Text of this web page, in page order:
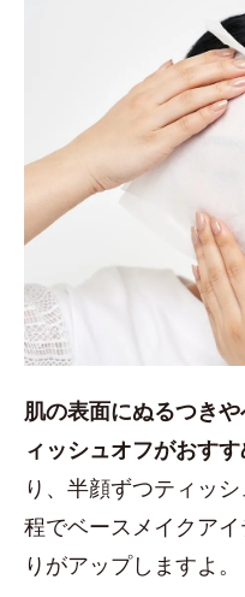
肌の表面にぬるつき
ィッシュオフがおすす
り、半顔ずつティッ
程でベースメイクア
りがアップしますよ。